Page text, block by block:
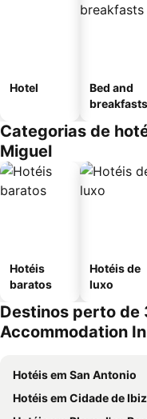
Hotel
Bed and
breakfasts
Categorias de
Miguel
Hotéis
baratos
Hotéis de
luxo
Destinos perto de
Accommodation
Hotéis em San Antonio
Hotéis em Cidade de